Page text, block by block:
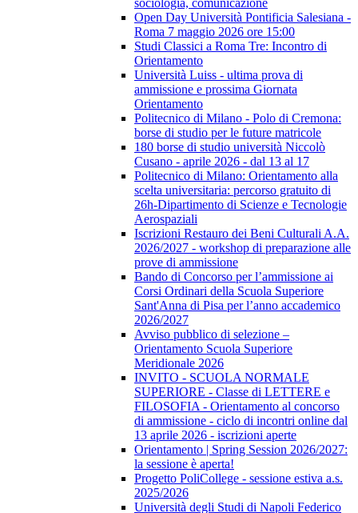
sociologia, comunicazione
Open Day Università Pontificia Salesiana -
Roma 7 maggio 2026 ore 15:00
Studi Classici a Roma Tre: Incontro di
Orientamento
Università Luiss - ultima prova di
ammissione e prossima Giornata
Orientamento
Politecnico di Milano - Polo di Cremona:
borse di studio per le future matricole
180 borse di studio università Niccolò
Cusano - aprile 2026 - dal 13 al 17
Politecnico di Milano: Orientamento alla
scelta universitaria: percorso gratuito di
26h-Dipartimento di Scienze e Tecnologie
Aerospaziali
Iscrizioni Restauro dei Beni Culturali A.A.
2026/2027 - workshop di preparazione alle
prove di ammissione
Bando di Concorso per l’ammissione ai
Corsi Ordinari della Scuola Superiore
Sant'Anna di Pisa per l’anno accademico
2026/2027
Avviso pubblico di selezione –
Orientamento Scuola Superiore
Meridionale 2026
INVITO - SCUOLA NORMALE
SUPERIORE - Classe di LETTERE e
FILOSOFIA - Orientamento al concorso
di ammissione - ciclo di incontri online dal
13 aprile 2026 - iscrizioni aperte
Orientamento | Spring Session 2026/2027:
la sessione è aperta!
Progetto PoliCollege - sessione estiva a.s.
2025/2026
Università degli Studi di Napoli Federico